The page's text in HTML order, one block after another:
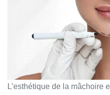
L’esthétique de la mâchoire